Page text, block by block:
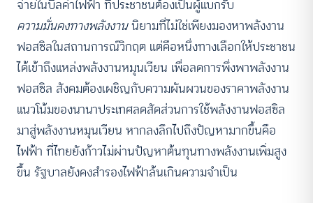
จ่ายในบิลค่าไฟฟ้า ที่ประชาชนต้องเป็นผู้แบกรับ
ความมั่นคงทางพลังงานนิยามที่ไม่ใช่เพียงมองหาพลังงาน
ฟอสซิลในสถานการณ์วิกฤต แต่คือหนึ่งทางเลือกให้ประชาชน
ได้เข้าถึงแหล่งพลังงานหมุนเวียน เพื่อลดการพึ่งพาพลังงาน
ฟอสซิล สังคมต้องเผชิญกับความผันผวนของราคาพลังงาน
แนวโน้มของนานาประเทศลดสัดส่วนการใช้พลังงานฟอสซิล
มาสู่พลังงานหมุนเวียน หากลงลึกไปถึงปัญหามากขึ้นคือ
ไฟฟ้า ที่ไทยยังก้าวไม่ผ่านปัญหาต้นทุนทางพลังงานเพิ่มสูง
ขึ้น รัฐบาลยังคงสำรองไฟฟ้าล้นเกินความจำเป็น